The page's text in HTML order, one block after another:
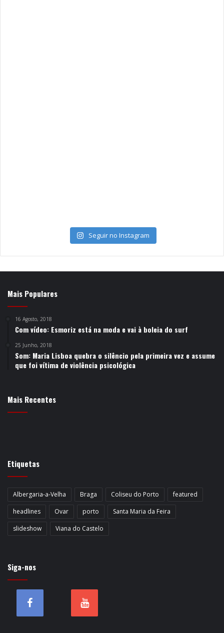
Seguir no Instagram
Mais Populares
16 Agosto, 2018
Com vídeo: Esmoriz está na moda e vai à boleia do surf
25 Junho, 2018
Som: Maria Lisboa quebra o silêncio pela primeira vez e assume
que foi vítima de violência psicológica
Mais Recentes
Etiquetas
Albergaria-a-Velha Braga Coliseu do Porto
featured
headlines
Ovar porto
Santa Maria da Feira
slideshow
Viana do Castelo
Siga-nos